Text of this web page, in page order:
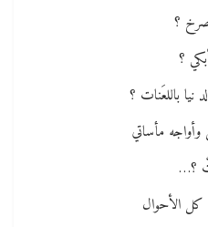
؟
؟
نيا باللعَنات ؟
مأساتي
؟…
الأحوال